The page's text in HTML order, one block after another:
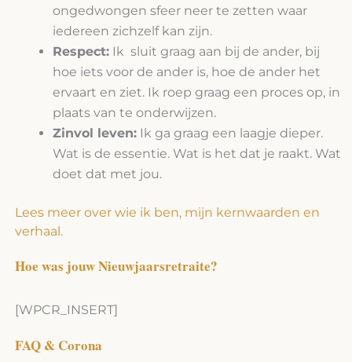
ongedwongen sfeer neer te zetten waar
iedereen zichzelf kan zijn.
Respect:Ik sluit graag aan bij de ander, bij
hoe iets voor de ander is, hoe de ander het
ervaart en ziet. Ik roep graag een proces op, in
plaats van te onderwijzen.
Zinvol leven:Ik ga graag een laagje dieper.
Wat is de essentie. Wat is het dat je raakt. Wat
doet dat met jou.
Lees meer over wie ik ben, mijn kernwaarden en
verhaal.
Hoe was jouw Nieuwjaarsretraite?
[WPCR_INSERT]
FAQ & Corona